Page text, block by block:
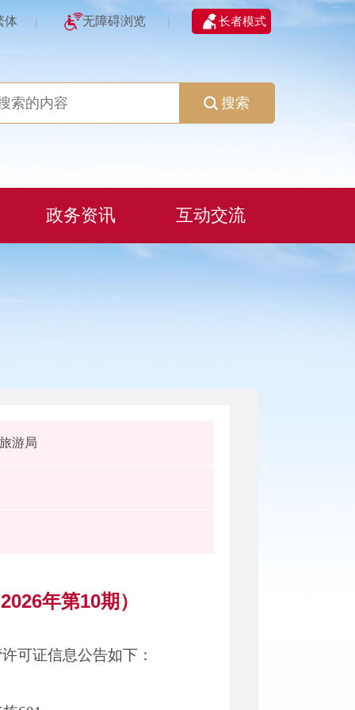
体 | 无障碍浏览 | 长者模式
搜索
政务资讯 互动交流
游局
年第10期）
可证信息公告如下：